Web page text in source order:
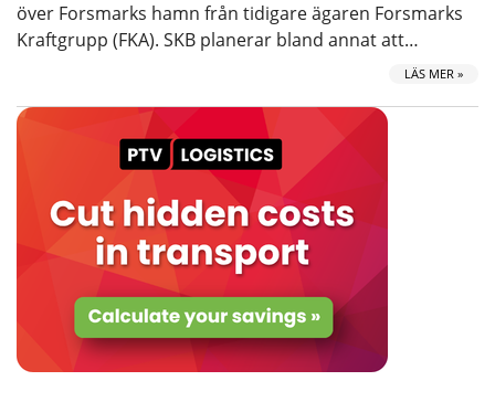
över Forsmarks hamn från tidigare ägaren Forsmarks
Kraftgrupp (FKA). SKB planerar bland annat att…
LÄS MER »